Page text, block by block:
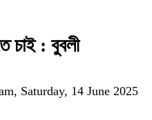
চাই : বুবলী
Saturday, 14 June 2025